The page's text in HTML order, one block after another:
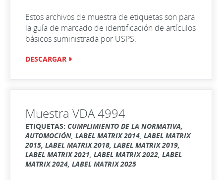
Estos archivos de muestra de etiquetas son para
la guía de marcado de identificación de artículos
básicos suministrada por USPS.
DESCARGAR
Muestra VDA 4994
ETIQUETAS: CUMPLIMIENTO DE LA NORMATIVA,
AUTOMOCIÓN, LABEL MATRIX 2014, LABEL MATRIX
2015, LABEL MATRIX 2018, LABEL MATRIX 2019,
LABEL MATRIX 2021, LABEL MATRIX 2022, LABEL
MATRIX 2024, LABEL MATRIX 2025